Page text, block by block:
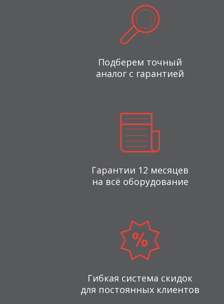
Подберем точный
аналог с гарантией
Гарантии 12 месяцев
на всё оборудование
Гибкая система скидок
для постоянных клиентов